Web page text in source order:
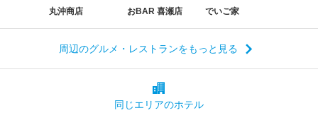
丸沖商店 おBAR 喜瀬店 でいご家
周辺のグルメ・レストランをもっと見る
同じエリアのホテル